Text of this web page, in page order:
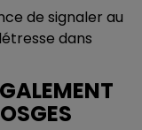
de signaler au
dans